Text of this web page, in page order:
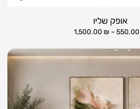
אופק שליו
550.00
–
1,500.00 ₪